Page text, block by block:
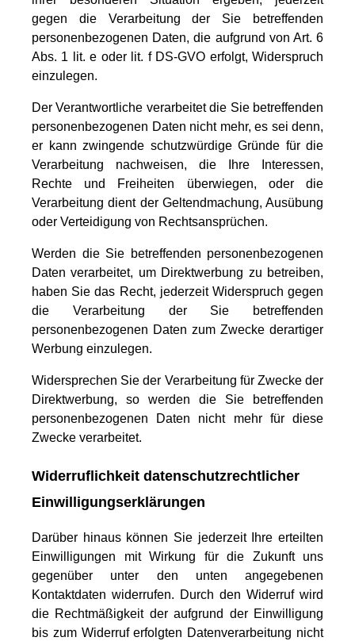
gegen die Verarbeitung der Sie betreffenden
personenbezogenen Daten, die aufgrund von Art. 6
Abs. 1 lit. e oder lit. f DS-GVO erfolgt, Widerspruch
einzulegen.
Der Verantwortliche verarbeitet die Sie betreffenden
personenbezogenen Daten nicht mehr, es sei denn,
er kann zwingende schutzwürdige Gründe für die
Verarbeitung nachweisen, die Ihre Interessen,
Rechte und Freiheiten überwiegen, oder die
Verarbeitung dient der Geltendmachung, Ausübung
oder Verteidigung von Rechtsansprüchen.
Werden die Sie betreffenden personenbezogenen
Daten verarbeitet, um Direktwerbung zu betreiben,
haben Sie das Recht, jederzeit Widerspruch gegen
die Verarbeitung der Sie betreffenden
personenbezogenen Daten zum Zwecke derartiger
Werbung einzulegen.
Widersprechen Sie der Verarbeitung für Zwecke der
Direktwerbung, so werden die Sie betreffenden
personenbezogenen Daten nicht mehr für diese
Zwecke verarbeitet.
Widerruflichkeit datenschutzrechtlicher
Einwilligungserklärungen
Darüber hinaus können Sie jederzeit Ihre erteilten
Einwilligungen mit Wirkung für die Zukunft uns
gegenüber unter den unten angegebenen
Kontaktdaten widerrufen. Durch den Widerruf wird
die Rechtmäßigkeit der aufgrund der Einwilligung
bis zum Widerruf erfolgten Datenverarbeitung nicht